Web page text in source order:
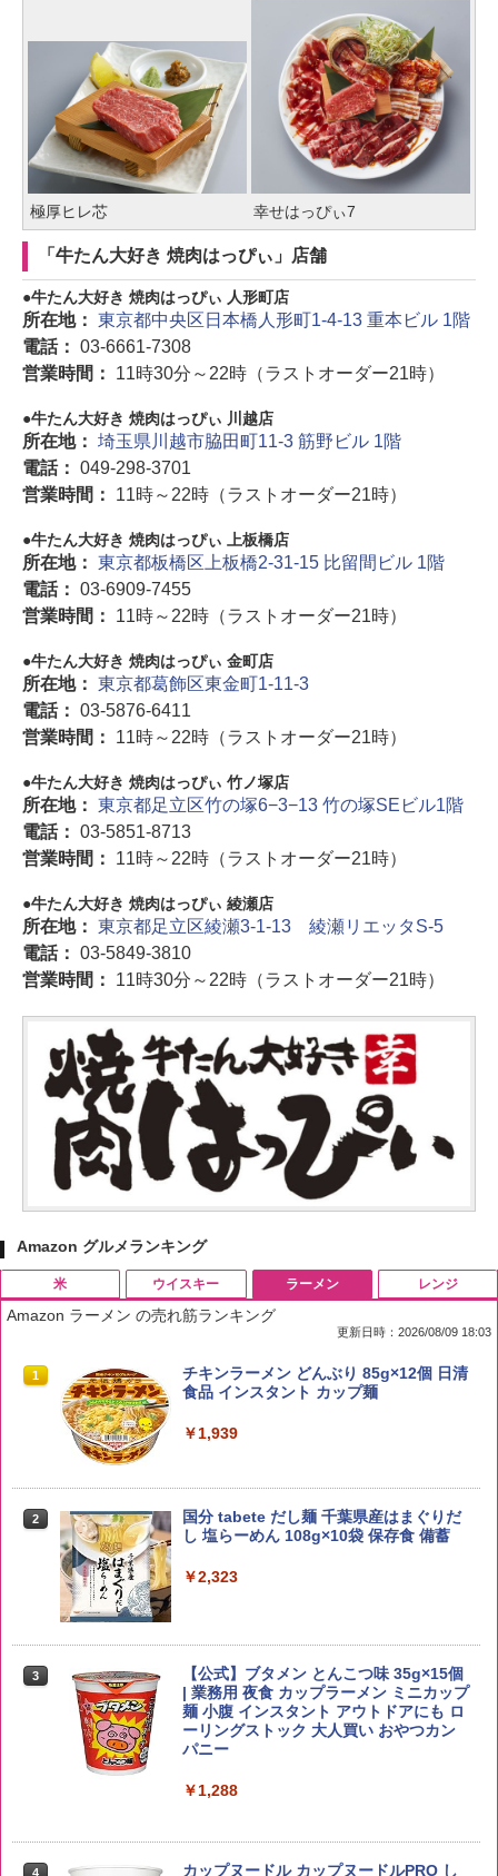
極厚ヒレ芯 幸せはっぴぃ7
「牛たん大好き 焼肉はっぴぃ」店舗
牛たん大好き 焼肉はっぴぃ 人形町店
所在地： 東京都中央区日本橋人形町1-4-13 重本ビル 1階
電話： 03-6661-7308
営業時間： 11時30分～22時（ラストオーダー21時）
牛たん大好き 焼肉はっぴぃ 川越店
所在地： 埼玉県川越市脇田町11-3 筋野ビル 1階
電話： 049-298-3701
営業時間： 11時～22時（ラストオーダー21時）
牛たん大好き 焼肉はっぴぃ 上板橋店
所在地： 東京都板橋区上板橋2-31-15 比留間ビル 1階
電話： 03-6909-7455
営業時間： 11時～22時（ラストオーダー21時）
牛たん大好き 焼肉はっぴぃ 金町店
所在地： 東京都葛飾区東金町1-11-3
電話： 03-5876-6411
営業時間： 11時～22時（ラストオーダー21時）
牛たん大好き 焼肉はっぴぃ 竹ノ塚店
所在地： 東京都足立区竹の塚6−3−13 竹の塚SEビル1階
電話： 03-5851-8713
営業時間： 11時～22時（ラストオーダー21時）
牛たん大好き 焼肉はっぴぃ 綾瀬店
所在地： 東京都足立区綾瀬3-1-13 綾瀬リエッタS-5
電話： 03-5849-3810
営業時間： 11時30分～22時（ラストオーダー21時）
Amazon グルメランキング
米
1 by Amazon 国産ブレンド米 精米 5kg
2
【在庫処分価格】ももたろう印 無洗米 5
kg 業務用 お米マイスターブレンド
￥2,680
3
by Amazon あきたこまちブレンド 無洗
米 5kg
￥3,396
4
新潟ケンベイ【精米】新潟県産にじのき
らめき 5kg 令和7年産
ウイスキー
1
ブラックニッカ ニッカ Nikka ウィスキ
ー4000ml ブラックニッカクリア ウヰス
お得 4リットル
イボール 大容量
角ハイボール 350ml×24本 サントリー ウ
イスキー ハイボール 缶
4
トリスウイスキー 4000ml サントリー 大
ラーメン
Amazon ラーメン の売れ筋ランキング
更新日時：2026/08/09 18:03
1
チキンラーメン どんぶり 85g×12個 日清
食品 インスタント カップ麺
￥1,939
2
国分 tabete だし麺 千葉県産はまぐりだ
し 塩らーめん 108g×10袋 保存食 備蓄
￥2,323
3
【公式】ブタメン とんこつ味 35g×15個
| 業務用 夜食 カップラーメン ミニカップ
麺 小腹 インスタント アウトドアにも ロ
ーリングストック 大人買い おやつカン
パニー
￥1,288
4 カップヌードル カップヌードルPRO し
レンジ